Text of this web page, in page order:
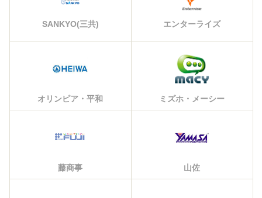
SANKYO(三共) エンターライズ
オリンピア・平和 ミズホ・メーシー
藤商事 山佐